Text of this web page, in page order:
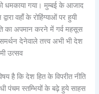
धमकाया गया। मुम्बई के आजाद
वहाँ के रोहिंग्याओं पर हुयी
का अपमान करने में गर्व महसूस
देनेवाले तत्त्व अभी भी देश
उत्सव
है कि देश हित के विपरीत नीति
पंचम स्तम्भियों के बढ़े हुये साहस